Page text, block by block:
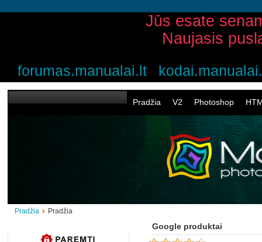
Jūs esate
Naujasis
forumas.manualai.lt
Pradžia V2 Photoshop
Pradžia Pradžia
Google produktai